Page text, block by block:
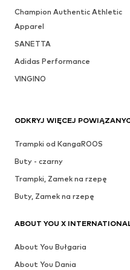
Champion Authentic Athletic
Apparel
SANETTA
Adidas Performance
VINGINO
ODKRYJ WIĘCEJ
Trampki od KangaROOS
Buty - czarny
Trampki, Zamek na rzepę
Buty, Zamek na rzepę
ABOUT YOU X
About You Bułgaria
About You Dania